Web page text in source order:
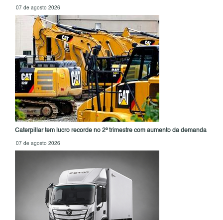
07 de agosto 2026
Caterpillar tem lucro recorde no 2º trimestre com aumento da demanda
07 de agosto 2026